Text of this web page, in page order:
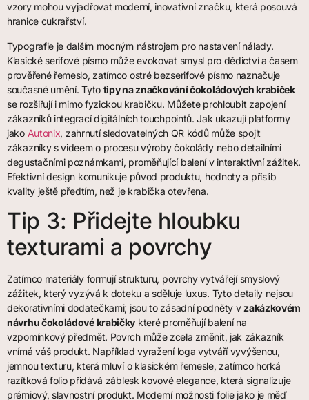
vzory mohou vyjadřovat moderní, inovativní značku, která posouvá
hranice cukrařství.
Typografie je dalším mocným nástrojem pro nastavení nálady.
Klasické serifové písmo může evokovat smysl pro dědictví a časem
prověřené řemeslo, zatímco ostré bezserifové písmo naznačuje
současné umění. Tyto tipy na značkování čokoládových krabiček
se rozšiřují i mimo fyzickou krabičku. Můžete prohloubit zapojení
zákazníků integrací digitálních touchpointů. Jak ukazují platformy
jako Autonix, zahrnutí sledovatelných QR kódů může spojit
zákazníky s videem o procesu výroby čokolády nebo detailními
degustačními poznámkami, proměňující balení v interaktivní zážitek.
Efektivní design komunikuje původ produktu, hodnoty a příslib
kvality ještě předtím, než je krabička otevřena.
Tip 3: Přidejte hloubku
texturami a povrchy
Zatímco materiály formují strukturu, povrchy vytvářejí smyslový
zážitek, který vyzývá k doteku a sděluje luxus. Tyto detaily nejsou
dekorativními dodatečkami; jsou to zásadní podněty v zakázkovém
návrhu čokoládové krabičky které proměňují balení na
vzpomínkový předmět. Povrch může zcela změnit, jak zákazník
vnímá váš produkt. Například vyražení loga vytváří vyvýšenou,
jemnou texturu, která mluví o klasickém řemesle, zatímco horká
razítková folio přidává záblesk kovové elegance, která signalizuje
prémiový, slavnostní produkt. Moderní možnosti folie jako je měď